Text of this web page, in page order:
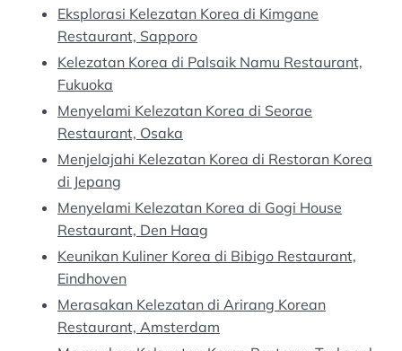
Eksplorasi Kelezatan Korea di Kimgane
Restaurant, Sapporo
Kelezatan Korea di Palsaik Namu Restaurant,
Fukuoka
Menyelami Kelezatan Korea di Seorae
Restaurant, Osaka
Menjelajahi Kelezatan Korea di Restoran Korea
di Jepang
Menyelami Kelezatan Korea di Gogi House
Restaurant, Den Haag
Keunikan Kuliner Korea di Bibigo Restaurant,
Eindhoven
Merasakan Kelezatan di Arirang Korean
Restaurant, Amsterdam